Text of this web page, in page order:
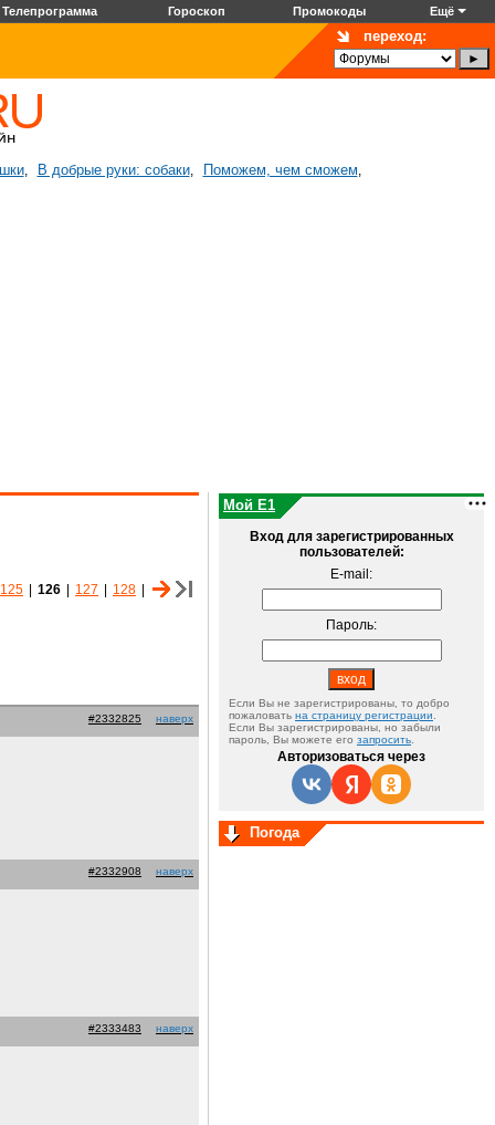
Телепрограмма Гороскоп Промокоды Ещё
переход:
, В добрые руки: собаки, Поможем, чем сможем,
125 126 127 128
#2332825 наверх
#2332908 наверх
#2333483 наверх
Мой E1
Вход для зарегистрированных
пользователей:
E-mail:
Пароль:
Если Вы не зарегистрированы, то добро
пожаловать на страницу регистрации
Если Вы зарегистрированы, но забыли
пароль, Вы можете его запросить
Авторизоваться через
Погода